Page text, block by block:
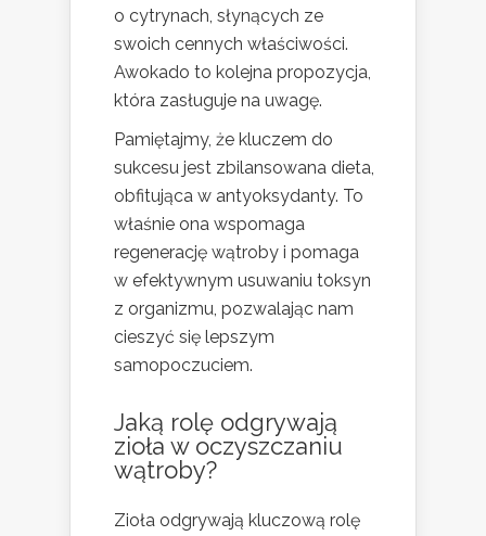
o cytrynach, słynących ze
swoich cennych właściwości.
Awokado to kolejna propozycja,
która zasługuje na uwagę.
Pamiętajmy, że kluczem do
sukcesu jest zbilansowana dieta,
obfitująca w antyoksydanty. To
właśnie ona wspomaga
regenerację wątroby i pomaga
w efektywnym usuwaniu toksyn
z organizmu, pozwalając nam
cieszyć się lepszym
samopoczuciem.
Jaką rolę odgrywają
zioła w oczyszczaniu
wątroby?
Zioła odgrywają kluczową rolę